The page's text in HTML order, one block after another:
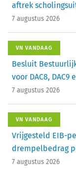
aftrek
7 augustus 2026
VN VANDAAG
Besluit
voor DAC8,
7 augustus 2026
VN VANDAAG
Vrijgesteld EIB-
drempelbedrag
7 augustus 2026